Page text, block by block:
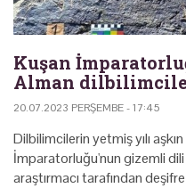
Kuşan
Alman
20.07.2023 PERŞEMBE - 17:45
Dilbilimcilerin yetmiş yılı
İmparatorluğu'nun gizemli
araştırmacı tarafından